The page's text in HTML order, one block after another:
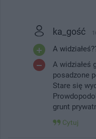
ka_gość
A
A widziałeś
posadzone
Stare się
grunt
Cytuj